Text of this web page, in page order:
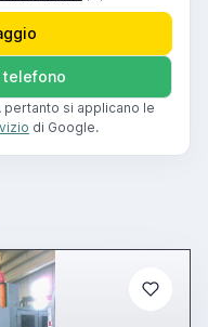
pertanto si applicano le
di Google.